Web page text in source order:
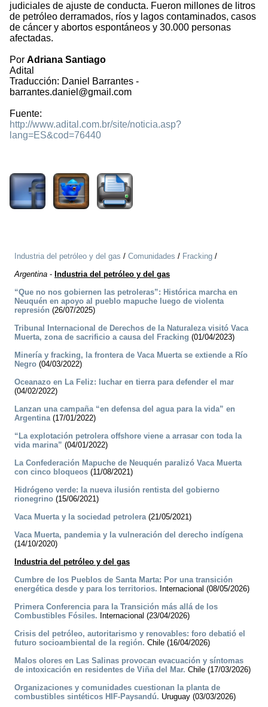
judiciales de ajuste de conducta. Fueron millones de litros
de petróleo derramados, ríos y lagos contaminados, casos
de cáncer y abortos espontáneos y 30.000 personas
afectadas.
Por Adriana Santiago
Adital
Traducción: Daniel Barrantes -
barrantes.daniel@gmail.com
Fuente:
http://www.adital.com.br/site/noticia.asp?
lang=ES&cod=76440
Industria del petróleo y del gas / Comunidades / Fracking /
Argentina - Industria del petróleo y del gas
“Que no nos gobiernen las petroleras”: Histórica marcha en
Neuquén en apoyo al pueblo mapuche luego de violenta
represión (26/07/2025)
Tribunal Internacional de Derechos de la Naturaleza visitó Vaca
Muerta, zona de sacrificio a causa del Fracking (01/04/2023)
Minería y fracking, la frontera de Vaca Muerta se extiende a Río
Negro (04/03/2022)
Oceanazo en La Feliz: luchar en tierra para defender el mar
(04/02/2022)
Lanzan una campaña “en defensa del agua para la vida” en
Argentina(17/01/2022)
“La explotación petrolera offshore viene a arrasar con toda la
vida marina” (04/01/2022)
La Confederación Mapuche de Neuquén paralizó Vaca Muerta
con cinco bloqueos (11/08/2021)
Hidrógeno verde: la nueva ilusión rentista del gobierno
rionegrino (15/06/2021)
Vaca Muerta y la sociedad petrolera(21/05/2021)
Vaca Muerta, pandemia y la vulneración del derecho indígena
(14/10/2020)
Industria del petróleo y del gas
Cumbre de los Pueblos de Santa Marta: Por una transición
energética desde y para los territorios. Internacional (08/05/2026)
Primera Conferencia para la Transición más allá de los
Combustibles Fósiles. Internacional (23/04/2026)
Crisis del petróleo, autoritarismo y renovables: foro debatió el
futuro socioambiental de la región. Chile (16/04/2026)
Malos olores en Las Salinas provocan evacuación y síntomas
de intoxicación en residentes de Viña del Mar. Chile (17/03/2026)
Organizaciones y comunidades cuestionan la planta de
combustibles sintéticos HIF-Paysandú. Uruguay (03/03/2026)